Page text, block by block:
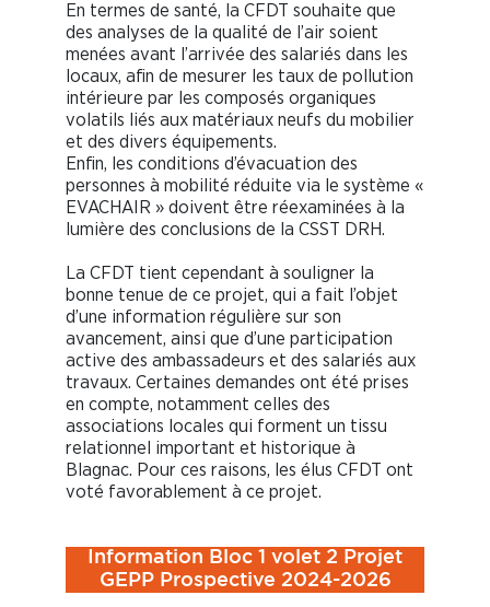
En termes de santé, la CFDT souhaite que
des analyses de la qualité de l’air soient
menées avant l’arrivée des salariés dans les
locaux, afin de mesurer les taux de pollution
intérieure par les composés organiques
volatils liés aux matériaux neufs du mobilier
et des divers équipements.
Enfin, les conditions d’évacuation des
personnes à mobilité réduite via le système «
EVACHAIR » doivent être réexaminées à la
lumière des conclusions de la CSST DRH.
La CFDT tient cependant à souligner la
bonne tenue de ce projet, qui a fait l’objet
d’une information régulière sur son
avancement, ainsi que d’une participation
active des ambassadeurs et des salariés aux
travaux. Certaines demandes ont été prises
en compte, notamment celles des
associations locales qui forment un tissu
relationnel important et historique à
Blagnac. Pour ces raisons, les élus CFDT ont
voté favorablement à ce projet.
Information Bloc 1 volet 2 Projet
GEPP Prospective 2024-2026